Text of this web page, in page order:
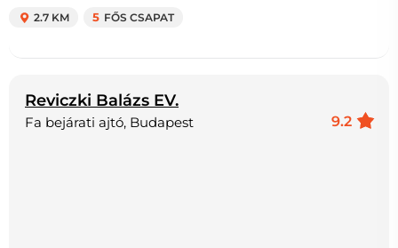
2.7 KM 5 FŐS CSAPAT
Reviczki Balázs EV.
9.2
Fa bejárati ajtó, Budapest